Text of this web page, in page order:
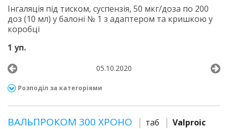
Інгаляція під тиском, суспензія, 50 мкг/доза по 200
доз (10 мл) у балоні № 1 з адаптером та кришкою у
коробці
1 уп.
05.10.2020
Розподіл за категоріями
ВАЛЬПРОКОМ 300 ХРОНО таб
Valproic